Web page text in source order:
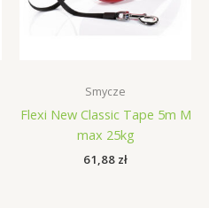
Smycze
Flexi New Classic Tape 5m M
max 25kg
61,88 zł